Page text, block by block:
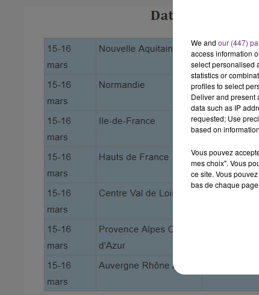
14h00 - 15h00
We and our (447)
access information
select personalised
statistics or
profiles to select
Deliver and present
data such as IP
requested; Use
based on
Vous pouvez
mes choix". Vous
ce site. Vous
bas de chaque page.